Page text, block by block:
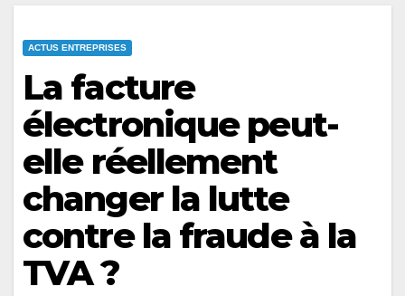
ACTUS ENTREPRISES
La facture
électronique peut-
elle réellement
changer la lutte
contre la fraude à la
TVA ?